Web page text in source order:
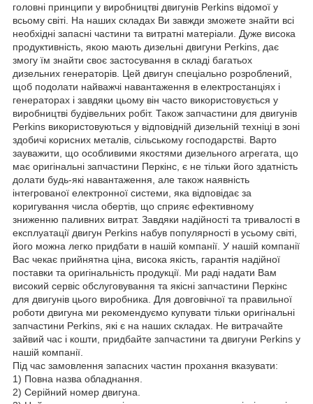
головні принципи у виробництві двигунів Perkins відомої у
всьому світі. На наших складах Ви завжди зможете знайти всі
необхідні запасні частини та витратні матеріали. Дуже висока
продуктивність, якою мають дизельні двигуни Perkins, дає
змогу їм знайти своє застосування в складі багатьох
дизельних генераторів. Цей двигун спеціально розроблений,
щоб подолати найважчі навантаження в електростанціях і
генераторах і завдяки цьому він часто використовується у
виробництві будівельних робіт. Також запчастини для двигунів
Perkins використовуються у відповідній дизельній техніці в зоні
здобичі корисних металів, сільському господарстві. Варто
зауважити, що особливими якостями дизельного агрегата, що
має оригінальні запчастини Перкінс, є не тільки його здатність
долати будь-які навантаження, але також наявність
інтегрованої електронної системи, яка відповідає за
коригування числа обертів, що сприяє ефективному
зниженню паливних витрат. Завдяки надійності та тривалості в
експлуатації двигун Perkins набув популярності в усьому світі,
його можна легко придбати в нашій компанії. У нашій компанії
Вас чекає прийнятна ціна, висока якість, гарантія надійної
поставки та оригінальність продукції. Ми раді надати Вам
високий сервіс обслуговування та якісні запчастини Перкінс
для двигунів цього виробника. Для довговічної та правильної
роботи двигуна ми рекомендуємо купувати тільки оригінальні
запчастини Perkins, які є на наших складах. Не витрачайте
зайвий час і кошти, придбайте запчастини та двигуни Perkins у
нашій компанії.
Під час замовлення запасних частин прохання вказувати:
1) Повна назва обладнання.
2) Серійний номер двигуна.